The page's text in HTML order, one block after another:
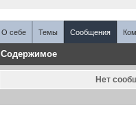
О себе Темы Сообщения
Содержимое
Нет